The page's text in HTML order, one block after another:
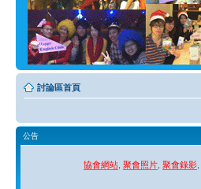
討論區首頁
公告
協會網站 聚會照片 聚會錄影